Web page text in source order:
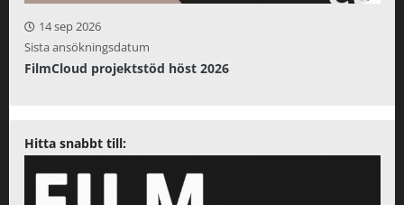
14 sep 2026
Sista ansökningsdatum
FilmCloud projektstöd höst 2026
Hitta snabbt till: